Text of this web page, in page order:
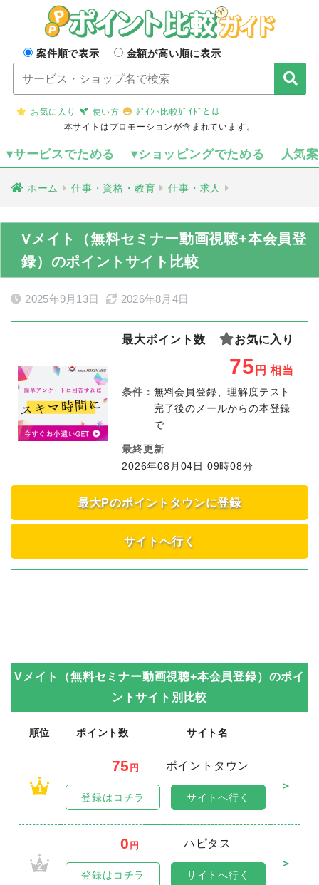
案件順で表示 金額が高い順に表示
お気に入り 使い方
ﾎﾟｲﾝﾄ比較ｶﾞｲﾄﾞとは
本サイトはプロモーションが含まれています。
▾サービスでためる ▾ショッピングでためる 人気
ホーム 仕事・資格・教育 仕事・求人
Vメイト（無料セミナー動画視聴+本会員登
録）のポイントサイト比較
2025年9月13日 2026年8月4日
最大ポイント数 お気に入り
75 円 相当
条件： 無料会員登録、理解度テスト
完了後のメールからの本登録
で
最終更新
2026年08月04日 09時08分
最大Pのポイントタウンに登録
サイトへ行く
Vメイト（無料セミナー動画視聴+本会員登録） のポイ
ントサイト別比較
順位 ポイント数 サイト名
1
75 円
ポイントタウン
＞
登録はコチラ サイトへ行く
2
0 円
ハピタス
＞
登録はコチラ サイトへ行く